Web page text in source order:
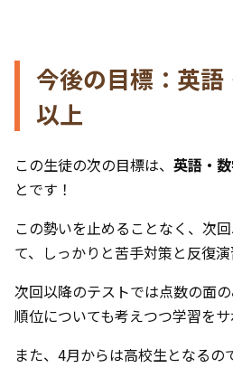
今後の目標：英語
以上
この生徒の次の目標は、 英語・
とです！
この勢いを止めることなく、次
て、しっかりと苦手対策と反復
次回以降のテストでは点数の面
順位についても考えつつ学習をサ
また、4月からは高校生となるの